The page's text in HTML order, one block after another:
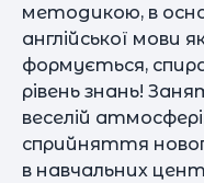
методикою, в
англійської мови
формується,
рівень знань!
веселій
сприйняття
в навчальних